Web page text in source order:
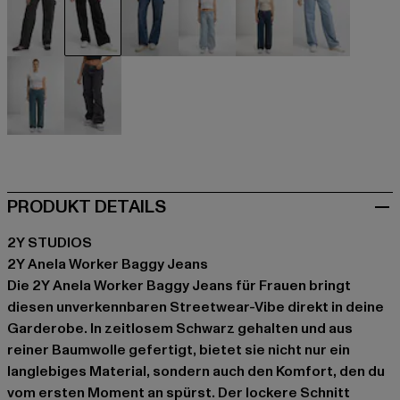
schwarzschwarz
PRODUKT DETAILS
2Y STUDIOS
2Y Anela Worker Baggy Jeans
Die 2Y Anela Worker Baggy Jeans für Frauen bringt
diesen unverkennbaren Streetwear-Vibe direkt in deine
Garderobe. In zeitlosem Schwarz gehalten und aus
reiner Baumwolle gefertigt, bietet sie nicht nur ein
langlebiges Material, sondern auch den Komfort, den du
vom ersten Moment an spürst. Der lockere Schnitt